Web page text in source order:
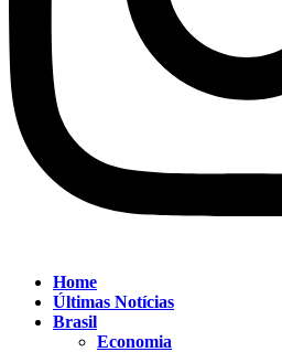
Home
Últimas Notícias
Brasil
Economia